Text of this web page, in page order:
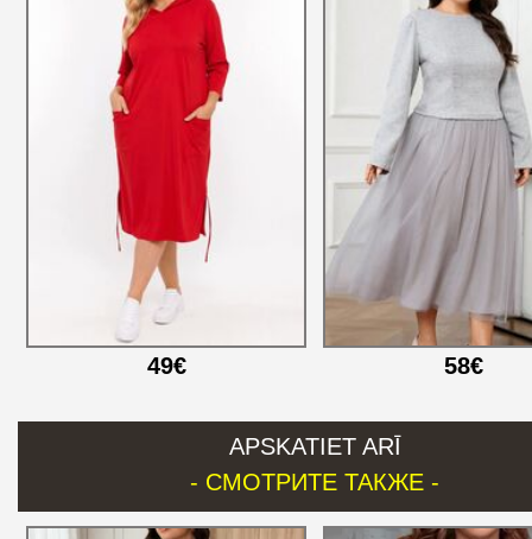
49€ 58€
APSKATIET ARĪ
- СМОТРИТЕ ТАКЖЕ -